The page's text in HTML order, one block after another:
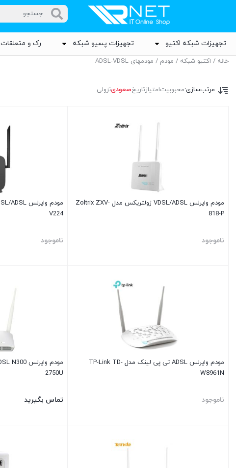
تجهیزات شبکه اکتیو تجهیزات پسیو شبکه رک و متعلقات
خانه / اکتیو شبکه / مودم / مودمهای ADSL-VDSL
مرتب‌سازی:محبوبیتامتیازتاریخصعودینزولی
مودم وایرلس VDSL/ADSL زولتریکس مدل Zoltrix ZXV-
818-P
ناموجود
V224
ناموجود
مودم وایرلس ADSL تی پی لینک مدل TP-Link TD-
W8961N
ناموجود
2750U
تماس بگیرید